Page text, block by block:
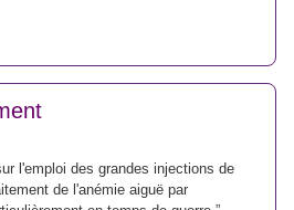
l'emploi des grandes injections de
de l'anémie aiguë par